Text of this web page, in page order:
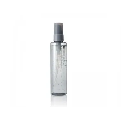
る小ジワをカバーしてハリ肌に整え
る高機能化粧下地毛穴や小ジワの凹
凸をつるんとなめらかに(*1)。スキ
ンケア発想の化粧下地です。保湿成
分が肌全層(*2)に働きかけて、肌の
うるおいをグンとアップ＆リッチな
クリームのようにぴたっと密着。乾
燥による小ジワを目立たなく(*1)